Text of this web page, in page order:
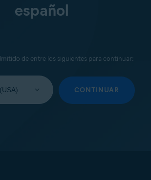
español
de entre los siguientes para continuar:
su
CONTINUAR